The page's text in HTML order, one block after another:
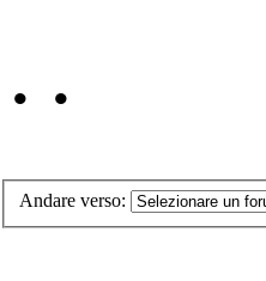
• •
Andare verso: